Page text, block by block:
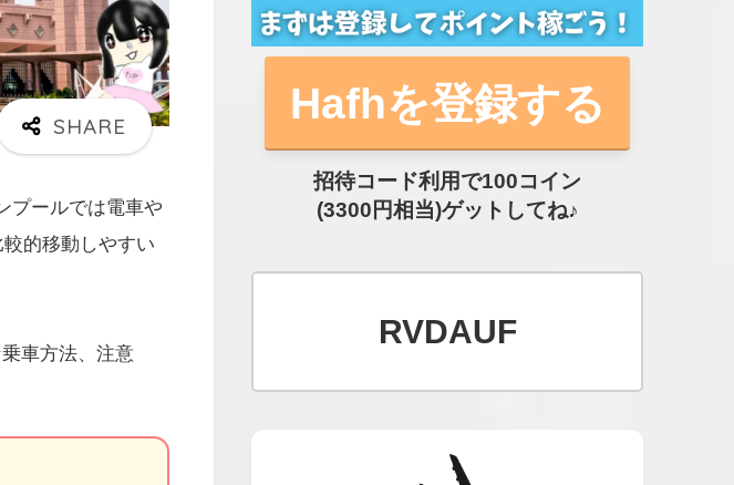
プールでは電車や
的移動しやすい
車方法、注意
Hafhを登録する
招待コード利用で100コイン
(3300円相当)ゲットしてね♪
RVDAUF